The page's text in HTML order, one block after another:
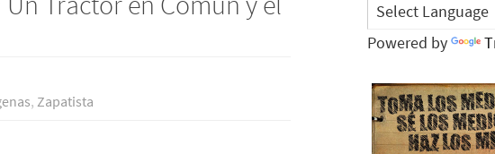
, Zapatista
Powered by